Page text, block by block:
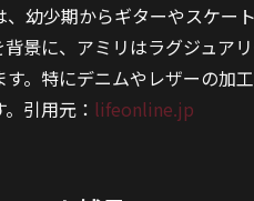
幼少期からギターやスケー
景に、アミリはラグジュア
。特にデニムやレザーの加
引用元： lifeonline.jp